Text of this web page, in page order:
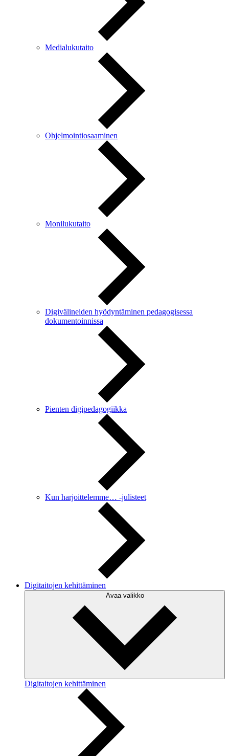
Medialukutaito
Ohjelmointiosaaminen
Monilukutaito
Digivälineiden hyödyntäminen pedagogisessa
dokumentoinnissa
Pienten digipedagogiikka
Kun harjoittelemme… -julisteet
Digitaitojen kehittäminen
Avaa valikko
Digitaitojen kehittäminen